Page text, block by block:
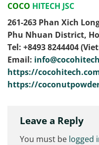
COCO HITECH JSC
261-263 Phan Xich
Phu Nhuan District,
Tel: ‭+8493 8244404‬
Email:
https://
https://
Leave a Reply
You must be logged